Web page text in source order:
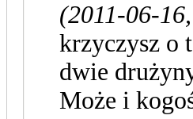
(2011-06-
krzyczysz o
dwie
Może i